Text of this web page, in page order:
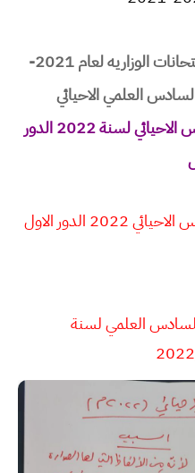
حلول اسئلة اللغه العربيه للامتحانات الوزاريه لعام 2021-
اجوبة مادة اللغه العربيه للسادس الاحيائي لسنة 2022 الدور
الدور الاول
العلمي لسنة